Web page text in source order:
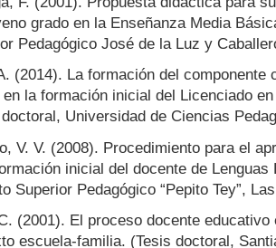
grado en la Enseñanza Media
Pedagógico José de la Luz y
(2014). La formación del componente
en la formación inicial del Licenciado
Universidad de Ciencias
V. V. (2008). Procedimiento para el
inicial del docente de
Superior Pedagógico “Pepito Tey”,
(2001). El proceso docente
escuela-familia. (Tesis doctoral,